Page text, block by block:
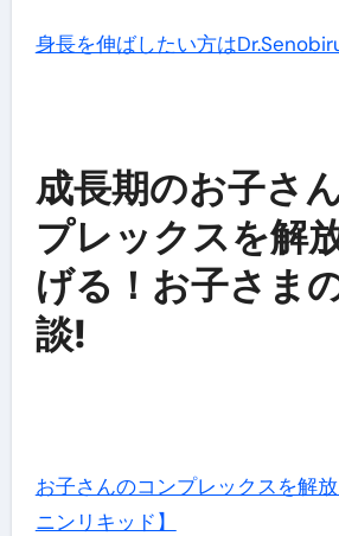
身長を伸ばしたい方は
成長期のお子さ
プレックスを解
げる！お子さま
談!
お子さんのコンプレックスを解
ニンリキッド】